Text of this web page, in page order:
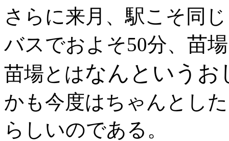
さらに来月、駅こそ同
バスでおよそ50分、 苗
苗場とはなんというお
かも今度はちゃんとし
らしいのである。